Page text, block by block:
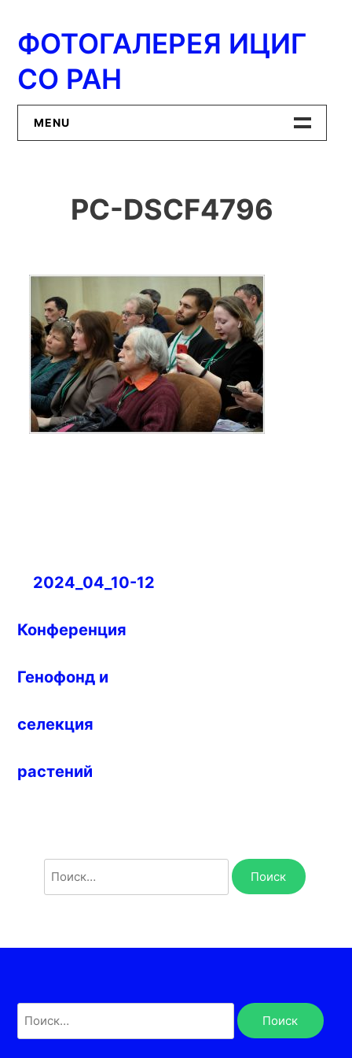
содержимому
ФОТОГАЛЕРЕЯ ИЦИГ
СО РАН
MENU
ИЦиГ СО РАН
PC-DSCF4796
Навигация
записям
2024_04_10-12
Конференция
Генофонд и
селекция
растений
Найти: